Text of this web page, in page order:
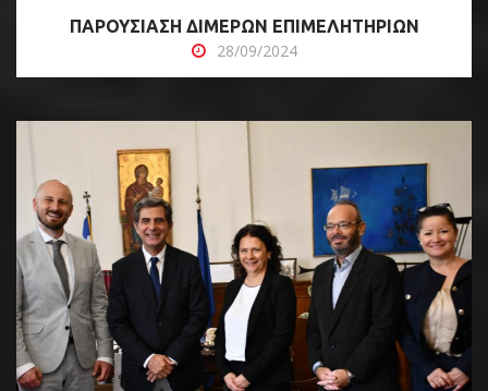
ΠΑΡΟΥΣΙΑΣΗ ΔΙΜΕΡΩΝ ΕΠΙΜΕΛΗΤΗΡΙΩΝ
28/09/2024